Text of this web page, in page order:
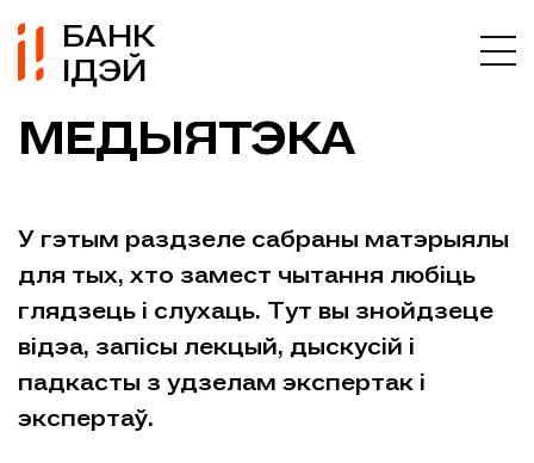
БАНК
ІДЭЙ
МЕДЫЯТЭКА
У гэтым раздзеле сабраны матэрыялы
для тых, хто замест чытання любіць
глядзець і слухаць. Тут вы знойдзеце
відэа, запісы лекцый, дыскусій і
падкасты з удзелам экспертак і
экспертаў.